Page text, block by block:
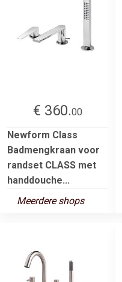
€ 360.00
Newform Class
Badmengkraan voor
randset CLASS met
handdouche...
Meerdere shops